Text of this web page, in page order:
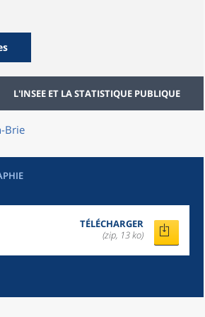
L'INSEE ET LA STATISTIQUE PUBLIQUE
Brie
TÉLÉCHARGER
(zip, 13 ko)